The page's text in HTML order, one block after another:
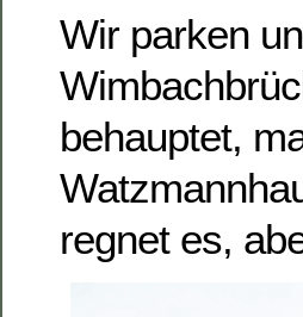
Wir parken
behauptet,
regnet es,